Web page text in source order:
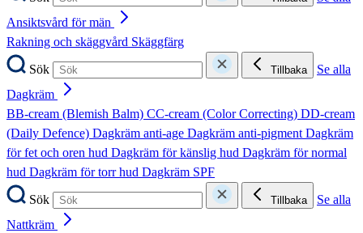
Ansiktsvård för män
Rakning och skäggvård Skäggfärg
Sök
Tillbaka
Se alla
Dagkräm
BB-cream (Blemish Balm) CC-cream (Color Correcting) DD-cream
(Daily Defence) Dagkräm anti-age Dagkräm anti-pigmentDagkräm
för fet och oren hud Dagkräm för känslig hud Dagkräm för normal
hud Dagkräm för torr hud Dagkräm SPF
Sök
Tillbaka
Se alla
Nattkräm